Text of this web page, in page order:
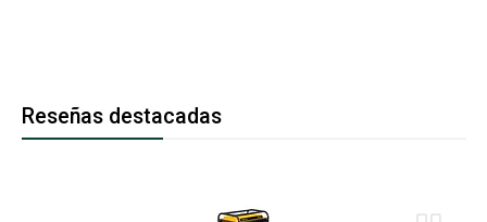
Reseñas destacadas